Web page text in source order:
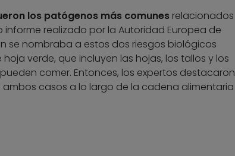
los patógenos más comunesrelacionados
realizado por la Autoridad Europea de
se nombraba a estos dos riesgos biológicos
verde, que incluyen las hojas, los tallos y los
comer. Entonces, los expertos destacaron
casos a lo largo de la cadena alimentaria